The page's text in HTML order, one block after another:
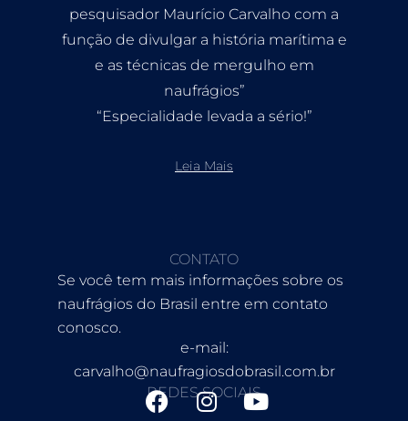
pesquisador Maurício Carvalho com a
função de divulgar a história marítima e
e as técnicas de mergulho em
naufrágios”
“Especialidade levada a sério!”
Leia Mais
CONTATO
Se você tem mais informações sobre os
naufrágios do Brasil entre em contato
conosco.
e-mail:
carvalho@naufragiosdobrasil.com.br
REDES SOCIAIS
F
I
Y